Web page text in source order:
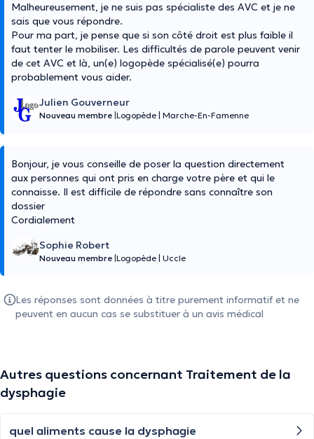
Malheureusement, je ne suis pas spécialiste des AVC et je ne
sais que vous répondre.
Pour ma part, je pense que si son côté droit est plus faible il
faut tenter le mobiliser. Les difficultés de parole peuvent venir
de cet AVC et là, un(e) logopède spécialisé(e) pourra
probablement vous aider.
Julien Gouverneur
Nouveau membre Logopède Marche-En-Famenne
Bonjour, je vous conseille de poser la question directement
aux personnes qui ont pris en charge votre père et qui le
connaisse. Il est difficile de répondre sans connaître son
dossier
Cordialement
Sophie Robert
Nouveau membre Logopède Uccle
Les réponses sont données à titre purement informatif et ne
peuvent en aucun cas se substituer à un avis médical
Autres questions concernant Traitement de la
dysphagie
quel aliments cause la dysphagie